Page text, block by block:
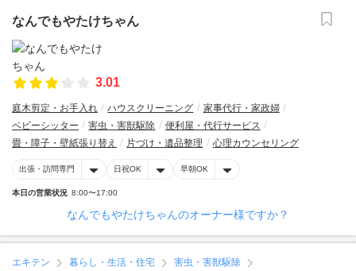
なんでもやたけちゃん
3.01
庭木剪定・お手入れ ハウスクリーニング
家事代行・家政婦
ベビーシッター
害虫・害獣駆除
便利屋・代行サービス
畳・障子・壁紙張り替え
片づけ・遺品整理 心理カウンセリング
出張・訪問専門 日祝OK 早朝OK
本日の営業状況 8:00〜17:00
なんでもやたけちゃんのオーナー様ですか？
エキテン 暮らし・生活・住宅
害虫・害獣駆除